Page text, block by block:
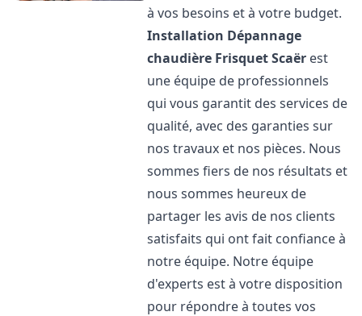
à vos besoins et à votre budget.
Installation Dépannage
chaudière FrisquetScaër est
une équipe de professionnels
qui vous garantit des services de
qualité, avec des garanties sur
nos travaux et nos pièces. Nous
sommes fiers de nos résultats et
nous sommes heureux de
partager les avis de nos clients
satisfaits qui ont fait confiance à
notre équipe. Notre équipe
d'experts est à votre disposition
pour répondre à toutes vos